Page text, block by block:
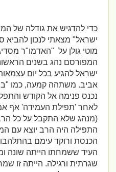
כדי להדגיש את גודלה של
ישראל" מצאתי לנכון להביא
מוטי גולן על "האדמו"ר
המפורסם נהג בשנים
ישראל להגיע בכל יום
אביב. משתהה קמעה, כמו
נכנס פנימה אל הקודש והתפלל
לאחר 'תפילת העמידה' אף
(מנהג שלא התקבל על כל
התפילה היה הרב יוצא עם
הכנסת ורוקד עימם
העיד ששמחתו הייתה שונה
שגרתית ורגילה. הייתה זו